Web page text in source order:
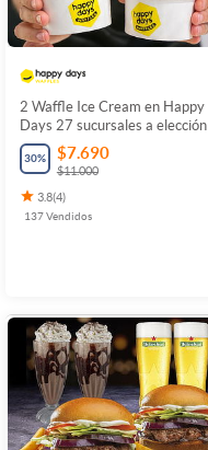
2 Waffle Ice Cream en Happy
Days 27 sucursales a elección
30% $7.690
$11.000
3.8(4)
137Vendidos